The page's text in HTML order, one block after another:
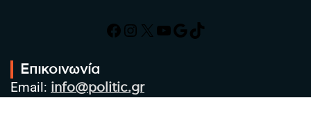
Facebook
Instagram
X YouTube
Google
TikTok
Επικοινωνία
Email: info@politic.gr